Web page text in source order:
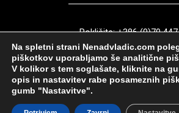
Pokličite: +386 (0)70
Pišite:
Nenad Vladić
Na spletni strani Nenadvladic.com
piškotkov uporabljamo še analitične
V kolikor s tem soglašate, kliknite na
opis in nastavitev rabe posameznih
gumb "Nastavitve".